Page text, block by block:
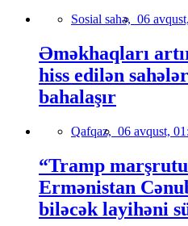
Sosial sahə, 06
Əməkhaqları
hiss edilən
bahalaşır
Qafqaz, 06 avqust,
“Tramp
Ermənistan
biləcək layihəni